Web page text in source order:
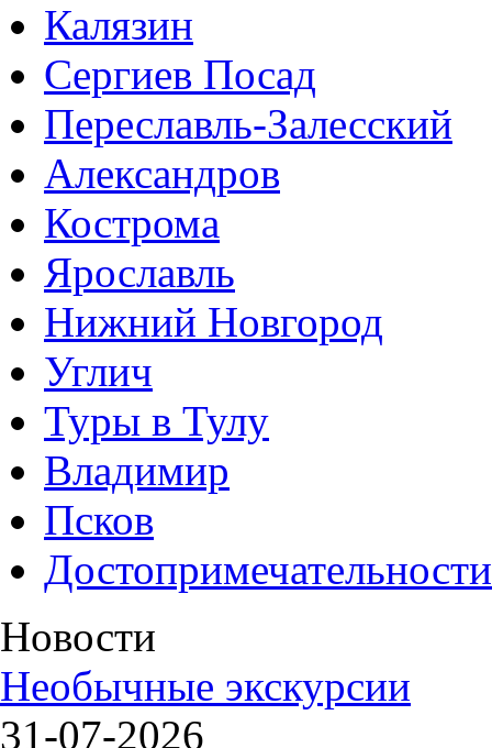
Калязин
Сергиев Посад
Переславль-Залесский
Александров
Кострома
Ярославль
Нижний Новгород
Углич
Туры в Тулу
Владимир
Псков
Достопримечательности
Новости
Необычные экскурсии
31-07-2026